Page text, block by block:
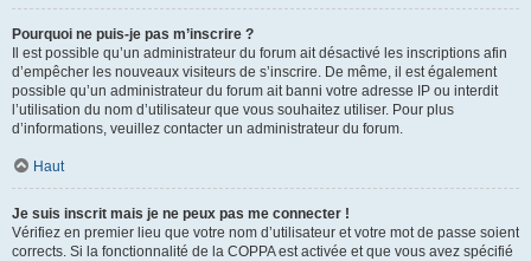
Pourquoi ne puis-je pas m’inscrire ?
Il est possible qu’un administrateur du forum ait désactivé les inscriptions afin
d’empêcher les nouveaux visiteurs de s’inscrire. De même, il est également
possible qu’un administrateur du forum ait banni votre adresse IP ou interdit
l’utilisation du nom d’utilisateur que vous souhaitez utiliser. Pour plus
d’informations, veuillez contacter un administrateur du forum.
Haut
Je suis inscrit mais je ne peux pas me connecter !
Vérifiez en premier lieu que votre nom d’utilisateur et votre mot de passe soient
corrects. Si la fonctionnalité de la COPPA est activée et que vous avez spécifié